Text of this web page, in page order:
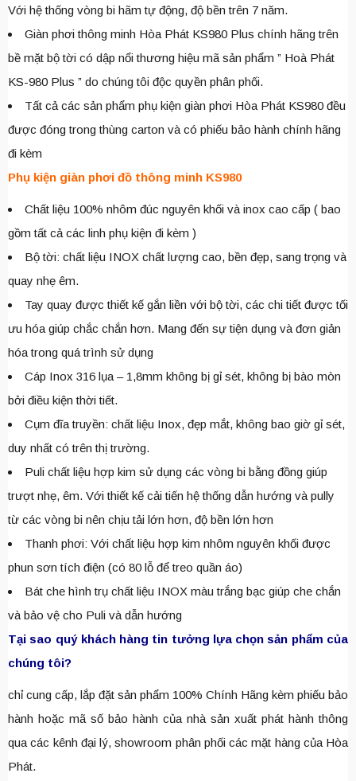
Với hệ thống vòng bi hãm tự động, độ bền trên 7 năm.
Giàn phơi thông minh Hòa Phát KS980 Plus chính hãng trên
bề mặt bộ tời có dập nổi thương hiệu mã sản phẩm ” Hoà Phát
KS-980 Plus ” do chúng tôi độc quyền phân phối.
Tất cả các sản phẩm phụ kiện giàn phơi Hòa Phát KS980 đều
được đóng trong thùng carton và có phiếu bảo hành chính hãng
đi kèm
Phụ kiện giàn phơi đồ thông minh KS980
Chất liệu 100% nhôm đúc nguyên khối và inox cao cấp ( bao
gồm tất cả các linh phụ kiện đi kèm )
Bộ tời: chất liệu INOX chất lượng cao, bền đẹp, sang trọng và
quay nhẹ êm.
Tay quay được thiết kế gắn liền với bộ tời, các chi tiết được tối
ưu hóa giúp chắc chắn hơn. Mang đến sự tiện dụng và đơn giản
hóa trong quá trình sử dụng
Cáp Inox 316 lụa – 1,8mm không bị gỉ sét, không bị bào mòn
bởi điều kiện thời tiết.
Cụm đĩa truyền: chất liệu Inox, đẹp mắt, không bao giờ gỉ sét,
duy nhất có trên thị trường.
Puli chất liệu hợp kim sử dụng các vòng bi bằng đồng giúp
trượt nhẹ, êm. Với thiết kế cải tiến hệ thống dẫn hướng và pully
từ các vòng bi nên chịu tải lớn hơn, độ bền lớn hơn
Thanh phơi: Với chất liệu hợp kim nhôm nguyên khối được
phun sơn tích điện (có 80 lỗ để treo quần áo)
Bát che hình trụ chất liệu INOX màu trắng bạc giúp che chắn
và bảo vệ cho Puli và dẫn hướng
Tại sao quý khách hàng tin tưởng lựa chọn sản phẩm của
chúng tôi?
chỉ cung cấp, lắp đặt sản phẩm 100% Chính Hãng kèm phiếu bảo
hành hoặc mã số bảo hành của nhà sản xuất phát hành thông
qua các kênh đại lý, showroom phân phối các mặt hàng của Hòa
Phát.